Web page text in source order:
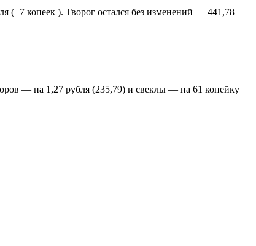
(+7 копеек ). Творог остался без изменений — 441,78
— на 1,27 рубля (235,79) и свеклы — на 61 копейку